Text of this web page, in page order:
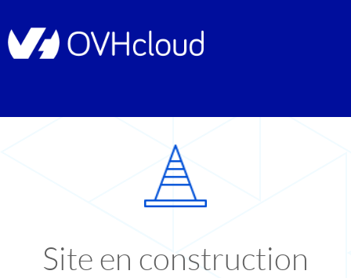
Site en construction